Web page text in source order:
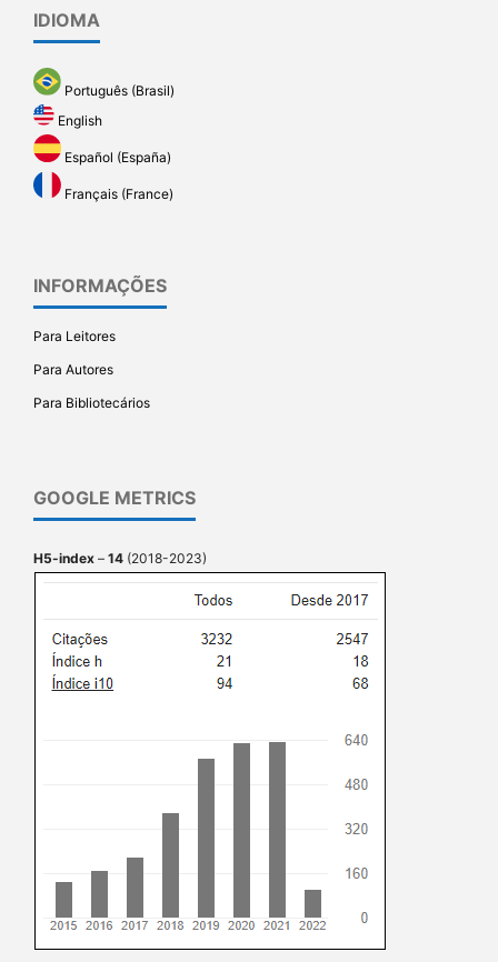
IDIOMA
Português (Brasil)
English
Español (España)
Français (France)
INFORMAÇÕES
Para Leitores
Para Autores
Para Bibliotecários
GOOGLE METRICS
H5-index – 14 (2018-2023)